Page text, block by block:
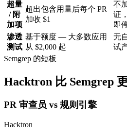
超量
/ 附
加项
超出包含用量后每个 PR
加收 $1
不
证
即
渗透
测试
基于额度 — 大多数应用
从 $2,000 起
无
试
Semgrep 的短板
Hacktron 比 Semgrep
PR 审查员 vs 规则引擎
Hacktron